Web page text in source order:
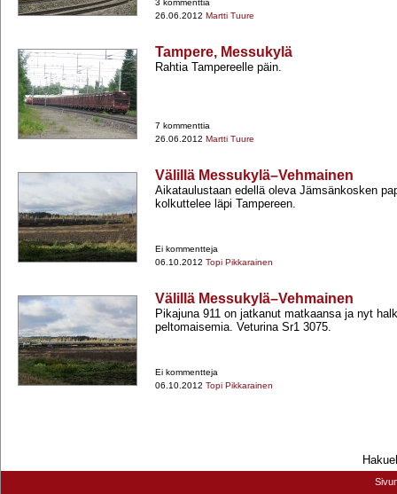
3 kommenttia
26.06.2012 Martti Tuure
Tampere, Messukylä
Rahtia Tampereelle päin.
7 kommenttia
26.06.2012 Martti Tuure
Välillä Messukylä–Vehmainen
Aikataulustaan edellä oleva Jämsänkosken
kolkuttelee läpi Tampereen.
Ei kommentteja
06.10.2012 Topi Pikkarainen
Välillä Messukylä–Vehmainen
Pikajuna 911 on jatkanut matkaansa ja nyt
peltomaisemia. Veturina Sr1 3075.
Ei kommentteja
06.10.2012 Topi Pikkarainen